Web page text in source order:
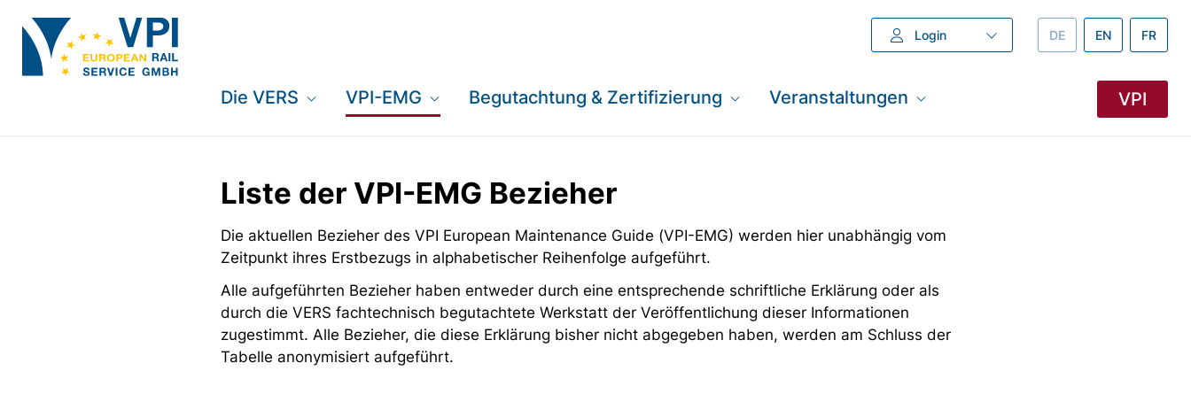
Login DEUTSCH –
DE ENGLISH –
EN FR
Die VERS VPI-EMG Begutachtung & Zertifizierung Veranstaltungen VPI
Liste der VPI-EMG Bezieher
Die aktuellen Bezieher des VPI European Maintenance Guide (VPI-EMG) werden hier unabhängig vom
Zeitpunkt ihres Erstbezugs in alphabetischer Reihenfolge aufgeführt.
Alle aufgeführten Bezieher haben entweder durch eine entsprechende schriftliche Erklärung oder als
durch die VERS fachtechnisch begutachtete Werkstatt der Veröffentlichung dieser Informationen
zugestimmt. Alle Bezieher, die diese Erklärung bisher nicht abgegeben haben, werden am Schluss der
Tabelle anonymisiert aufgeführt.